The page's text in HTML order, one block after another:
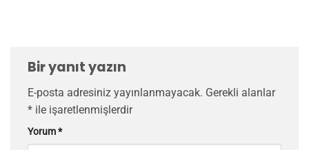
Bir yanıt yazın
E-posta adresiniz yayınlanmayacak. Gerekli alanlar
* ile işaretlenmişlerdir
Yorum*